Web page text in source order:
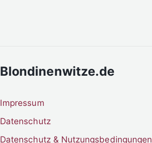
Blondinenwitze.de
Impressum
Datenschutz
Datenschutz & Nutzungsbedingungen